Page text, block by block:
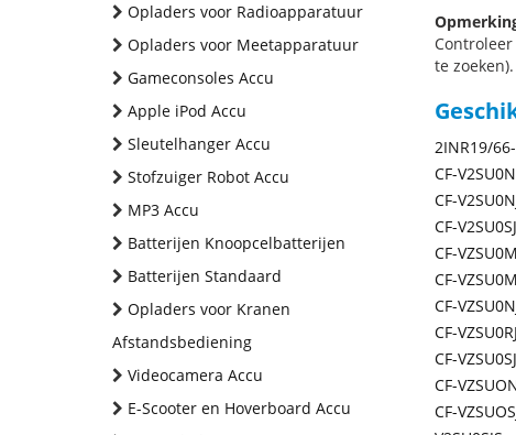
Opladers voor Radioapparatuur
Opladers voor Meetapparatuur
Gameconsoles Accu
Apple iPod Accu
Sleutelhanger Accu
Stofzuiger Robot Accu
MP3 Accu
Batterijen Knoopcelbatterijen
Batterijen Standaard
Opladers voor Kranen
Afstandsbediening
Videocamera Accu
E-Scooter en Hoverboard Accu
te
2INR19/
CF-
CF-
CF-
CF-
CF-
CF-
CF-
CF-
CF-
CF-